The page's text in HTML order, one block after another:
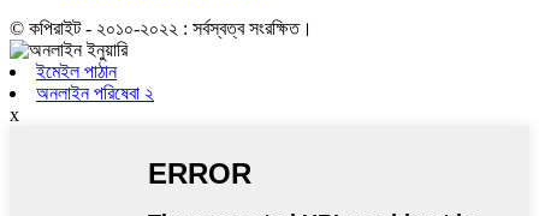
© কপিরাইট - ২০১০-২০২২ : সর্বস্বত্ব সংরক্ষিত।
ইমেইল পাঠান
অনলাইন পরিষেবা ২
x